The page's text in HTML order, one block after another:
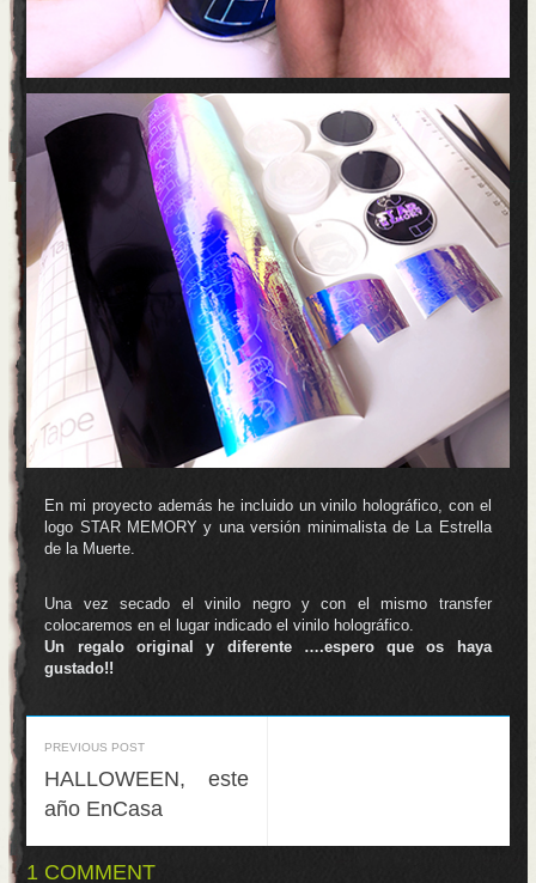
En mi proyecto además he incluido un vinilo holográfico, con el
logo STAR MEMORY y una versión minimalista de La Estrella
de la Muerte.
Una vez secado el vinilo negro y con el mismo transfer
colocaremos en el lugar indicado el vinilo holográfico.
Un regalo original y diferente ….espero que os haya
gustado!!
PREVIOUS POST
HALLOWEEN, este
año EnCasa
1 COMMENT